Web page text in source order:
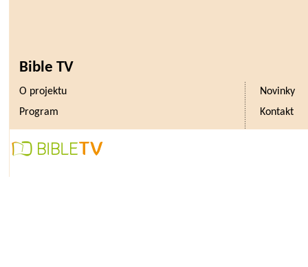
Bible TV
O projektu
Novinky
Program
Kontakt